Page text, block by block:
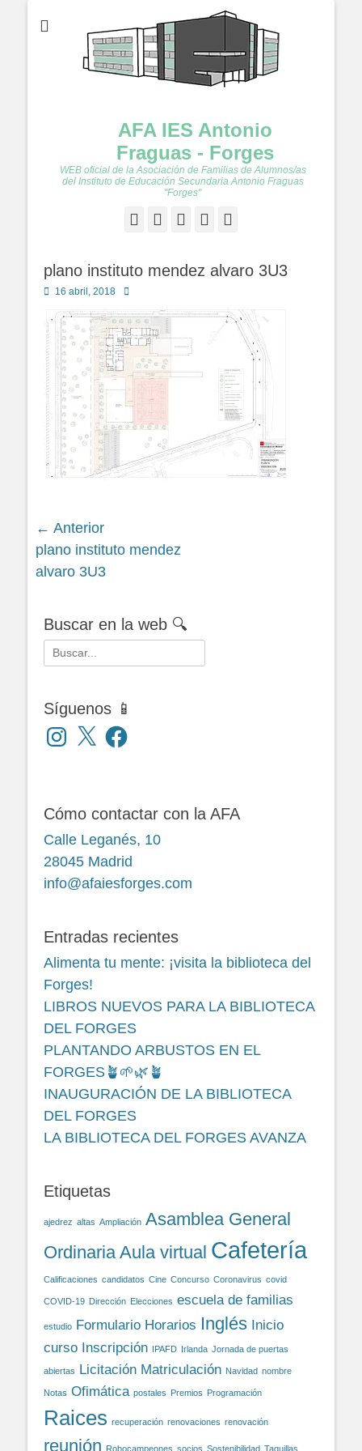
AFA IES Antonio
Fraguas - Forges
WEB oficial de la Asociación de Familias de Alumnos/as
del Instituto de Educación Secundaria Antonio Fraguas
"Forges"
Facebook
Twitter
Feed YouTube
plano instituto mendez alvaro 3U3
Publicado
16 abril, 2018 Autor
Navegación
de
entradas
← Anterior
Siguiente
entrada:
plano instituto mendez
alvaro 3U3
Buscar en la web 🔍
Buscar:
Síguenos 📱
Instagram
X Facebook
Cómo contactar con la AFA
Calle Leganés, 10
28045 Madrid
info@afaiesforges.com
Entradas recientes
Alimenta tu mente: ¡visita la biblioteca del
Forges!
LIBROS NUEVOS PARA LA BIBLIOTECA
DEL FORGES
PLANTANDO ARBUSTOS EN EL
FORGES🪴🌱🌿🪴
INAUGURACIÓN DE LA BIBLIOTECA
DEL FORGES
LA BIBLIOTECA DEL FORGES AVANZA
Etiquetas
ajedrez altas Ampliación Asamblea General
Ordinaria Aula virtual Cafetería
Calificaciones candidatos Cine Concurso Coronavirus covid
COVID-19 Dirección Elecciones escuela de familias
estudio Formulario Horarios Inglés Inicio
curso Inscripción IPAFD Irlanda Jornada de puertas
abiertas Licitación Matriculación Navidad nombre
Notas Ofimática postales Premios Programación
Raices recuperación renovaciones renovación
reunión Robocampeones socios Sostenibilidad Taquillas